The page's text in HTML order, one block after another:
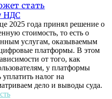
стать
НДС
2025 года принял решение о
стоимость, то есть о
услугам, оказываемым
цифровые платформы. В этом
от того, как
у платформы
налог на
дело и выводы суда.